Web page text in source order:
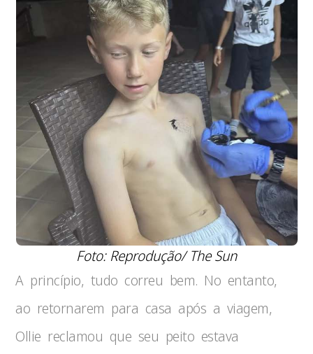
Foto: Reprodução/ The Sun
A princípio, tudo correu bem. No entanto,
ao retornarem para casa após a viagem,
Ollie reclamou que seu peito estava